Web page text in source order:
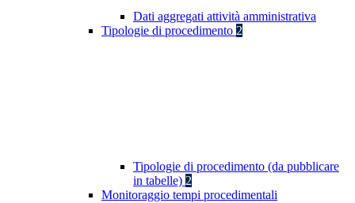
Dati aggregati attività amministrativa
Tipologie di procedimento 2
Tipologie di procedimento (da pubblicare
in tabelle) 2
Monitoraggio tempi procedimentali